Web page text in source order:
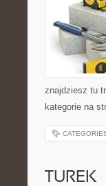
znajdziesz tu
kategorie na
TUREK